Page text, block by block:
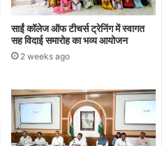
साईं कॉलेज ऑफ टीचर्स ट्रेनिंग में स्वागत
सह विदाई समारोह का भव्य आयोजन
2 weeks ago